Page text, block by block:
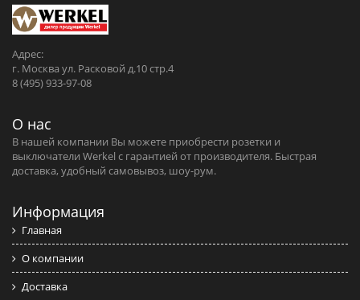
Адрес:
г. Москва ул. Расковой д.10 стр.4
8 (495) 933-97-08
О нас
В нашей компании Вы можете приобрести розетки и
выключатели Werkel c гарантией от производителя. Быстрая
доставка, удобный самовывоз, шоу-рум.
Информация
Главная
О компании
Доставка